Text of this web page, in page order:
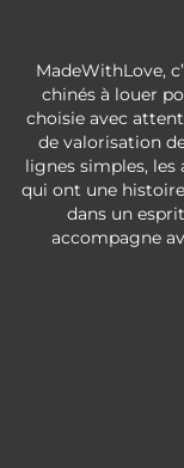
MadeWithLove,
chinés à louer
choisie avec
de valorisation
lignes simples, les
qui ont une
dans un
accompagne